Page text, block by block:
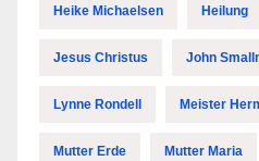
Heike Michaelsen Heilung
Jesus Christus John
Lynne Rondell Meister
Mutter Erde Mutter Maria